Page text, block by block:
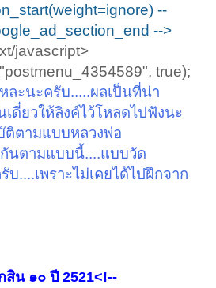
--
-->
javascript>
true);
ละนะครับ.....ผลเป็นที่น่า
เดี๋ยวให้ลิงค์ไว้โหลดไปฟังนะ
ติตามแบบหลวงพ่อ
กันตามแบบนี้....แบบวัด
....เพราะไม่เคยได้ไปฝึกจาก
สิน ๑๐ ปี 2521<!--